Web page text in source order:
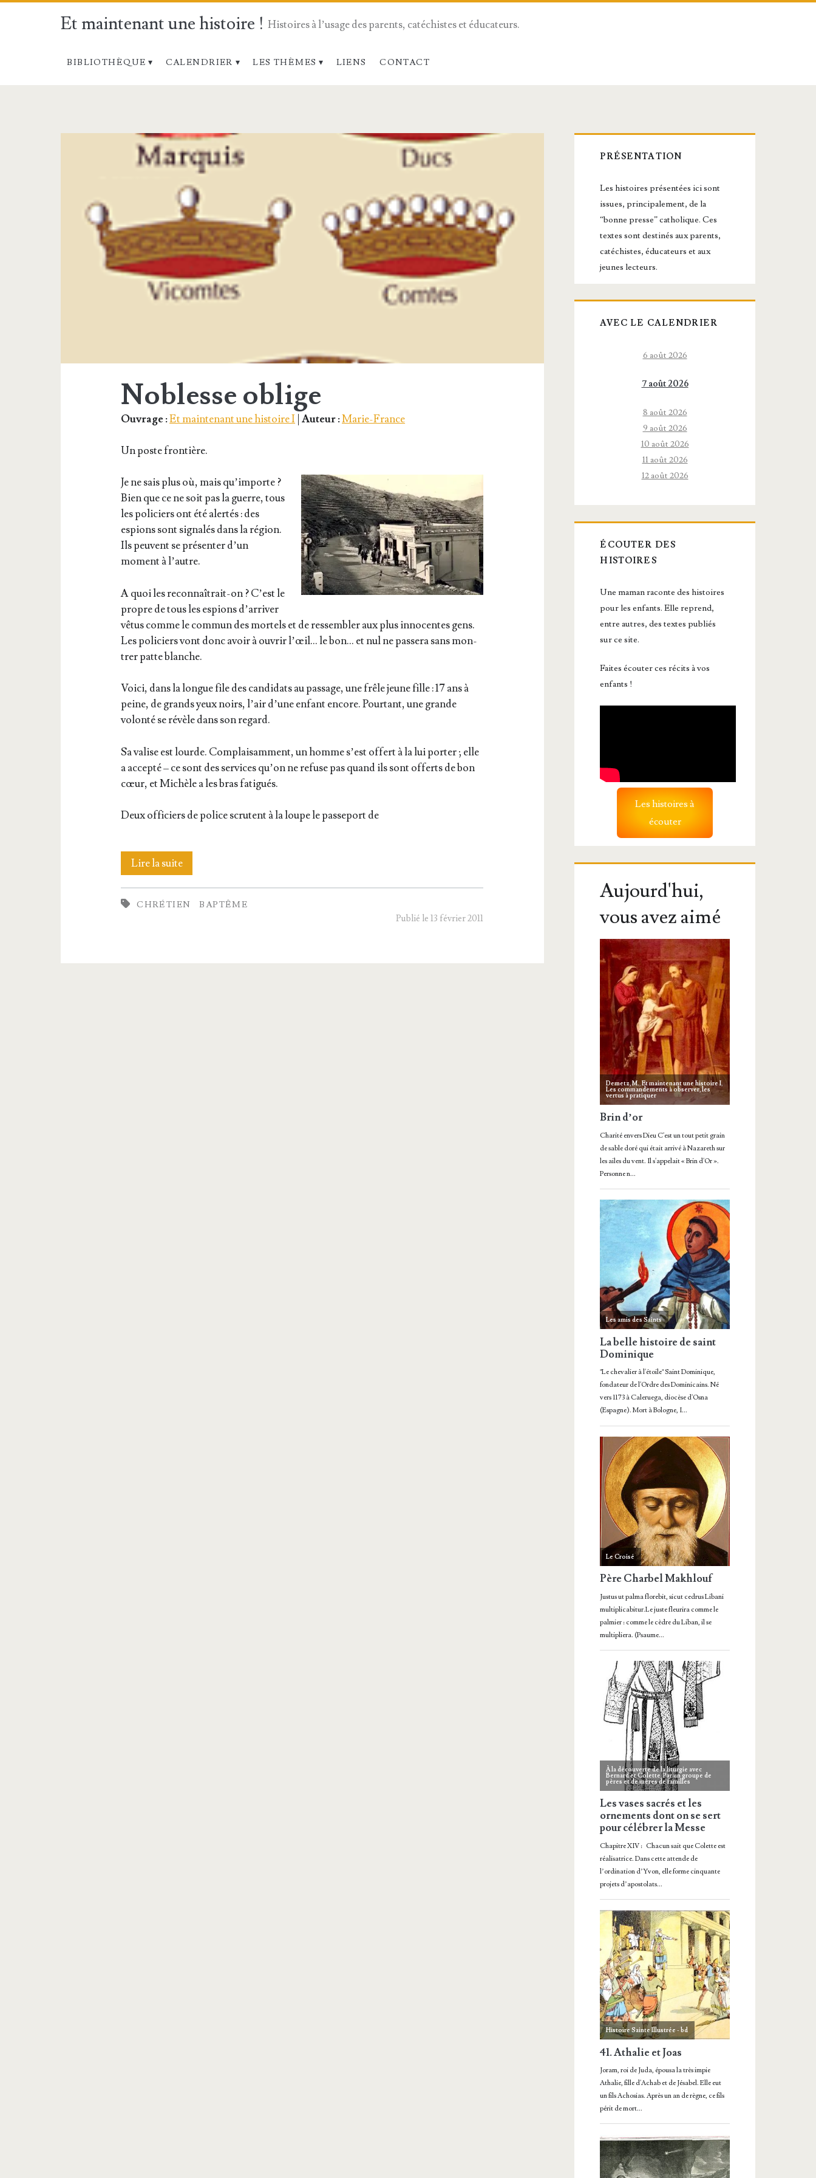
Et maintenant une histoire ! Histoires à l’usage des parents, catéchistes et éducateurs.
BIBLIOTHÈQUE CALENDRIER LES THÈMES LIENS CONTACT
<span>Chrétien</span>
Noblesse oblige
Ouvrage :Et maintenant une histoire I |Auteur :Marie-France
Un poste frontière.
Je ne sais plus où, mais qu’importe ?
Bien que ce ne soit pas la guerre, tous
les poli­ciers ont été aler­tés : des
espions sont signa­lés dans la région.
Ils peuvent se pré­sen­ter d’un
moment à l’autre.
A quoi les recon­naî­trait-on ? C’est le
propre de tous les espions d’arriver
vêtus comme le com­mun des mor­tels et de res­sem­bler aux plus inno­centes gens.
Les poli­ciers vont donc avoir à ouvrir l’œil… le bon… et nul ne pas­se­ra sans mon­
trer patte blanche.
Voi­ci, dans la longue file des can­di­dats au pas­sage, une frêle jeune fille : 17 ans à
peine, de grands yeux noirs, l’air d’une enfant encore. Pour­tant, une grande
volon­té se révèle dans son regard.
Sa valise est lourde. Com­plai­sam­ment, un homme s’est offert à la lui por­ter ; elle
a accep­té – ce sont des ser­vices qu’on ne refuse pas quand ils sont offerts de bon
cœur, et Michèle a les bras fatigués.
Deux offi­ciers de police scrutent à la loupe le pas­se­port de
Lire la suiteNoblesse
oblige
CHRÉTIEN
BAPTÊME
Publié le 13 février 2011
Barre
latérale
principale
PRÉSENTATION
Les histoires présentées ici sont
issues, principalement, de la
“bonne presse” catholique. Ces
textes sont destinés aux parents,
catéchistes, éducateurs et aux
jeunes lecteurs.
AVEC LE CALENDRIER
6 août 2026
7 août 2026
8 août 2026
9 août 2026
10 août 2026
11 août 2026
12 août 2026
ÉCOUTER DES
HISTOIRES
Une maman raconte des histoires
pour les enfants. Elle reprend,
entre autres, des textes publiés
sur ce site.
Faites écouter ces récits à vos
enfants !
Les histoires à
écouter
Aujourd'hui,
vous avez aimé